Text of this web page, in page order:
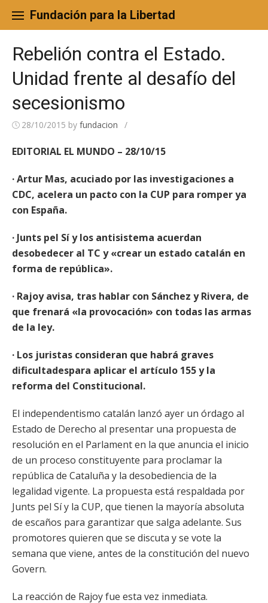
content
Fundación para la Libertad
Rebelión contra el Estado.
Unidad frente al desafío del
secesionismo
28/10/2015 by fundacion /
EDITORIAL EL MUNDO – 28/10/15
· Artur Mas, acuciado por las investigaciones a
CDC, acelera un pacto con la CUP para romper ya
con España.
· Junts pel Sí y los antisistema acuerdan
desobedecer al TC y «crear un estado catalán en
forma de república».
· Rajoy avisa, tras hablar con Sánchez y Rivera, de
que frenará «la provocación» con todas las armas
de la ley.
· Los juristas consideran que habrá graves
dificultadespara aplicar el artículo 155 y la
reforma del Constitucional.
El independentismo catalán lanzó ayer un órdago al
Estado de Derecho al presentar una propuesta de
resolución en el Parlament en la que anuncia el inicio
de un proceso constituyente para proclamar la
república de Cataluña y la desobediencia de la
legalidad vigente. La propuesta está respaldada por
Junts pel Sí y la CUP, que tienen la mayoría absoluta
de escaños para garantizar que salga adelante. Sus
promotores quieren que se discuta y se vote la
semana que viene, antes de la constitución del nuevo
Govern.
La reacción de Rajoy fue esta vez inmediata.